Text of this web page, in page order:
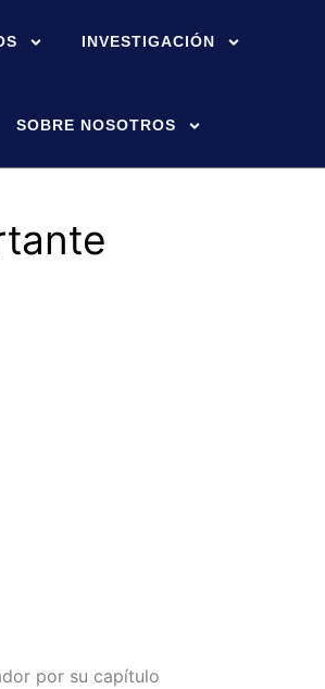
INVESTIGACIÓN
SOBRE NOSOTROS
por su capítulo